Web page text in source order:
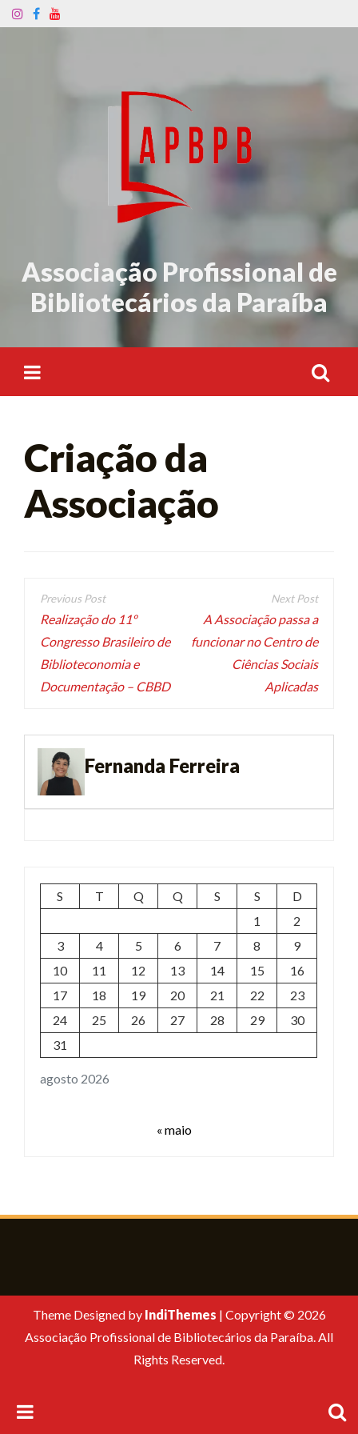
Associação Profissional de
Bibliotecários da Paraíba
Criação da
Associação
Realização do 11º
Congresso Brasileiro de
Biblioteconomia e
Documentação – CBBD
A Associação passa a
funcionar no Centro de
Ciências Sociais
Aplicadas
Fernanda Ferreira
agosto 2026
S T Q Q S S
D
1
2
3
4 5 6 7 8
9
10
11 12 13 14 15
16
17
18 19 20 21 22
23
24
25 26 27 28 29
30
31
« maio
Theme Designed by IndiThemes | Copyright © 2026
Associação Profissional de Bibliotecários da Paraíba. All
Rights Reserved.